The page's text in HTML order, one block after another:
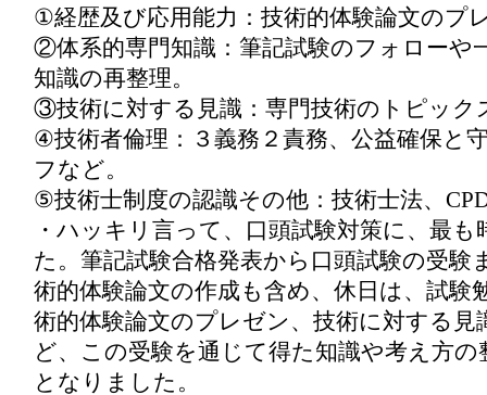
①経歴及び応用能力：技術的体験論文のプ
②体系的専門知識：筆記試験のフォローや
知識の再整理。
③技術に対する見識：専門技術のトピック
④技術者倫理：３義務２責務、公益確保と
フなど。
⑤技術士制度の認識その他：技術士法、
・ハッキリ言って、口頭試験対策に、最
た。筆記試験合格発表から口頭試験の受験
術的体験論文の作成も含め、休日は、試験
術的体験論文のプレゼン、技術に対する見
ど、この受験を通じて得た知識や考え方の
となりました。